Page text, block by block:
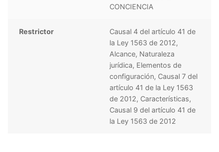
CONCIENCIA
Restrictor
Causal 4 del artículo 41 de
la Ley 1563 de 2012,
Alcance, Naturaleza
jurídica, Elementos de
configuración, Causal 7 del
artículo 41 de la Ley 1563
de 2012, Características,
Causal 9 del artículo 41 de
la Ley 1563 de 2012